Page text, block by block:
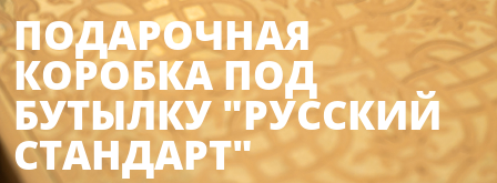
ПОДАРОЧНАЯ
КОРОБКА ПОД
БУТЫЛКУ "РУССКИЙ
СТАНДАРТ"